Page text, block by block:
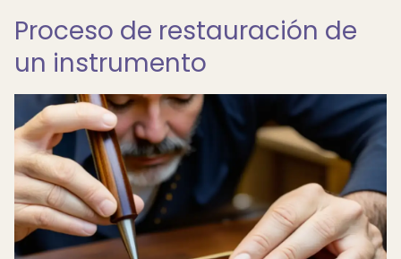
Proceso de restauración de
un instrumento